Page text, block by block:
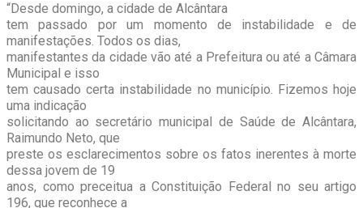
“Desde domingo, a cidade de Alcântara
tem passado por um momento de instabilidade e de
manifestações. Todos os dias,
manifestantes da cidade vão até a Prefeitura ou até a Câmara
Municipal e isso
tem causado certa instabilidade no município. Fizemos hoje
uma indicação
solicitando ao secretário municipal de Saúde de Alcântara,
Raimundo Neto, que
preste os esclarecimentos sobre os fatos inerentes à morte
dessa jovem de 19
anos, como preceitua a Constituição Federal no seu artigo
196, que reconhece a